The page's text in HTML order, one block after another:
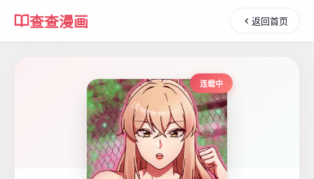
查查漫画 返回首页
连载中